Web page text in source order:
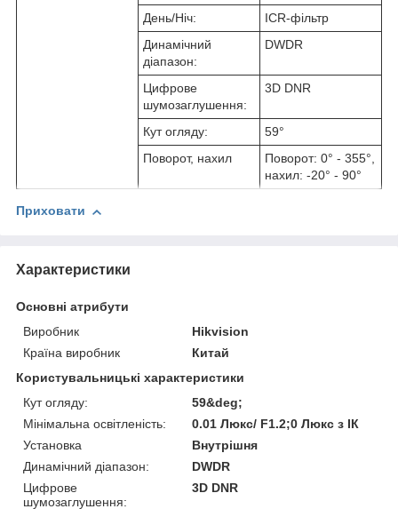
День/Ніч:
ICR-фільтр
Динамічний
діапазон:
DWDR
Цифрове
шумозаглушення:
3D DNR
Кут огляду:
59°
Поворот, нахил
Поворот: 0° - 355°,
нахил: -20° - 90°
Приховати
Характеристики
Основні атрибути
Виробник
Hikvision
Країна виробник
Китай
Користувальницькі характеристики
Кут огляду:
59&deg;
Мінімальна освітленість:
0.01 Люкс/ F1.2;0 Люкс з ІК
Установка
Внутрішня
Динамічний діапазон:
DWDR
Цифрове
шумозаглушення:
3D DNR